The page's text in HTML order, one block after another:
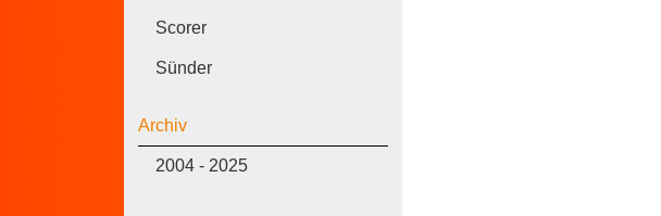
Scorer
Sünder
Archiv
2004 - 2025